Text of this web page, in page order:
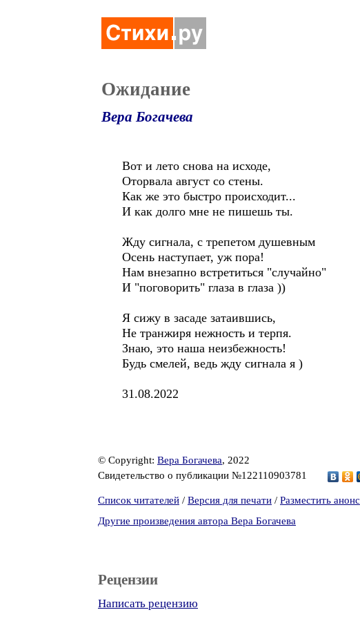
Ожидание
Вера Богачева
Вот и лето снова на исходе,
Оторвала август со стены.
Как же это быстро происходит...
И как долго мне не пишешь ты.
Жду сигнала, с трепетом душевным
Осень наступает, уж пора!
Нам внезапно встретиться "случайно"
И "поговорить" глаза в глаза ))
Я сижу в засаде затаившись,
Не транжиря нежность и терпя.
Знаю, это наша неизбежность!
Будь смелей, ведь жду сигнала я )
31.08.2022
© Copyright: Вера Богачева, 2022
Свидетельство о публикации №122110903781
Список читателей / Версия для печати / Разместить анонс
Другие произведения автора Вера Богачева
Рецензии
Написать рецензию